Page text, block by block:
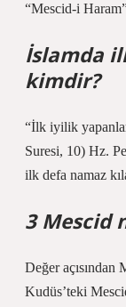
“Mescid-i
İslamda
kimdir?
“İlk iyilik
Suresi, 10) Hz.
ilk defa namaz
3 Mescid
Değer açısından
Kudüs’teki